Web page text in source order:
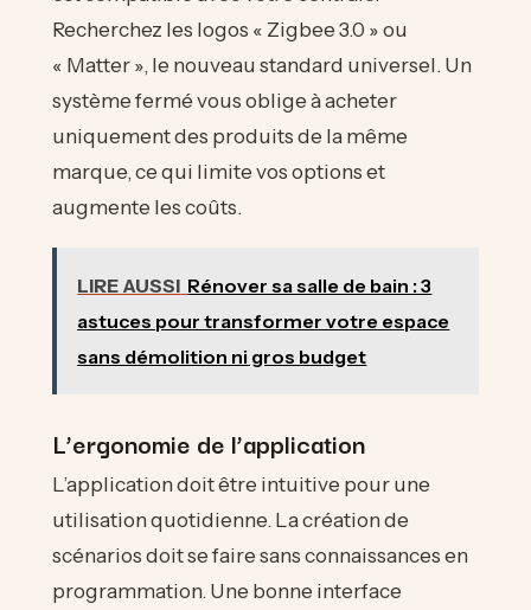
Recherchez les logos « Zigbee 3.0 » ou
« Matter », le nouveau standard universel. Un
système fermé vous oblige à acheter
uniquement des produits de la même
marque, ce qui limite vos options et
augmente les coûts.
LIRE AUSSI Rénover sa salle de bain : 3
astuces pour transformer votre espace
sans démolition ni gros budget
L’ergonomie de l’application
L’application doit être intuitive pour une
utilisation quotidienne. La création de
scénarios doit se faire sans connaissances en
programmation. Une bonne interface